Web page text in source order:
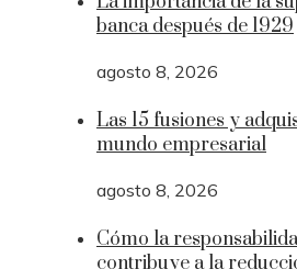
banca después de 1929
agosto 8, 2026
Las 15 fusiones y
mundo empresarial
agosto 8, 2026
Cómo la
contribuye a la